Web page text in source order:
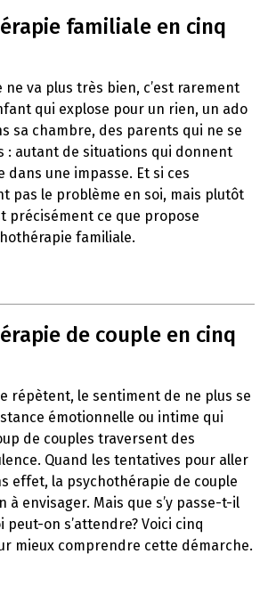
familiale en cinq
ne va plus très bien, c’est rarement
qui explose pour un rien, un ado
sa chambre, des parents qui ne se
: autant de situations qui donnent
dans une impasse. Et si ces
pas le problème en soi, mais plutôt
précisément ce que propose
familiale.
de couple en cinq
répètent, le sentiment de ne plus se
émotionnelle ou intime qui
de couples traversent des
Quand les tentatives pour aller
effet, la psychothérapie de couple
à envisager. Mais que s’y passe-t-il
peut-on s’attendre? Voici cinq
mieux comprendre cette démarche.